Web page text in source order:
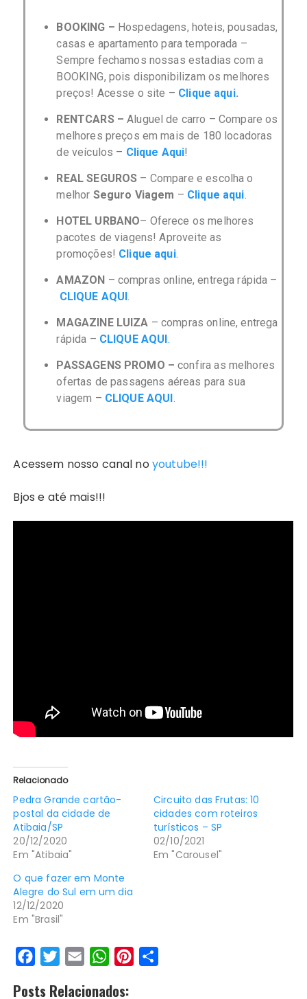
BOOKING – Hospedagens, hoteis, pousadas,
casas e apartamento para temporada –
Sempre fechamos nossas estadias com a
BOOKING, pois disponibilizam os melhores
preços! Acesse o site – Clique aqui.
RENTCARS –Aluguel de carro – Compare os
melhores preços em mais de 180 locadoras
de veículos – Clique Aqui!
REAL SEGUROS – Compare e escolha o
melhor Seguro Viagem – Clique aqui
HOTEL URBANO– Oferece os melhores
pacotes de viagens! Aproveite as
promoções! Clique aqui.
AMAZON – compras online, entrega rápida –
CLIQUE AQUI
MAGAZINE LUIZA – compras online, entrega
rápida – CLIQUE AQUI.
PASSAGENS PROMO –confira as melhores
ofertas de passagens aéreas para sua
viagem – CLIQUE AQUI.
Acessem nosso canal no youtube!!!
Bjos e até mais!!!
Relacionado
Pedra Grande cartão-
postal da cidade de
Atibaia/SP
20/12/2020
Em "Atibaia"
Circuito das Frutas: 10
cidades com roteiros
turísticos – SP
02/10/2021
Em "Carousel"
O que fazer em Monte
Alegre do Sul em um dia
12/12/2020
Em "Brasil"
c
i
a
W
a
Posts Relacionados: